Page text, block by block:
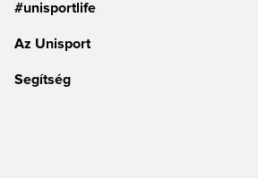
#unisportlife
Az Unisport
Segítség